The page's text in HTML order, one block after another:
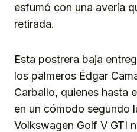
esfumó con una avería
retirada.
Esta postrera baja
los palmeros Édgar
Carballo, quienes hasta
en un cómodo segundo
Volkswagen Golf V GTI